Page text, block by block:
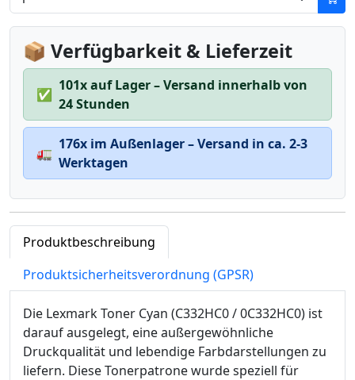
📦 Verfügbarkeit & Lieferzeit
✅
101x auf Lager – Versand innerhalb von
24 Stunden
🚛
176x im Außenlager – Versand in ca. 2-3
Werktagen
Produktbeschreibung
Produktsicherheitsverordnung (GPSR)
Die Lexmark Toner Cyan (C332HC0 / 0C332HC0) ist
darauf ausgelegt, eine außergewöhnliche
Druckqualität und lebendige Farbdarstellungen zu
liefern. Diese Tonerpatrone wurde speziell für